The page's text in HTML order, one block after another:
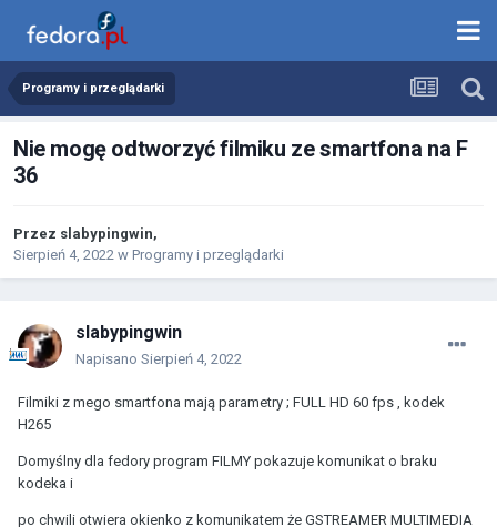
Programy i przeglądarki
Nie mogę odtworzyć filmiku ze smartfona na F
36
Przez slabypingwin,
Sierpień 4, 2022 w Programy i przeglądarki
slabypingwin
Napisano Sierpień 4, 2022
Filmiki z mego smartfona mają parametry ; FULL HD 60 fps , kodek
H265
Domyślny dla fedory program FILMY pokazuje komunikat o braku
kodeka i
po chwili otwiera okienko z komunikatem że GSTREAMER MULTIMEDIA